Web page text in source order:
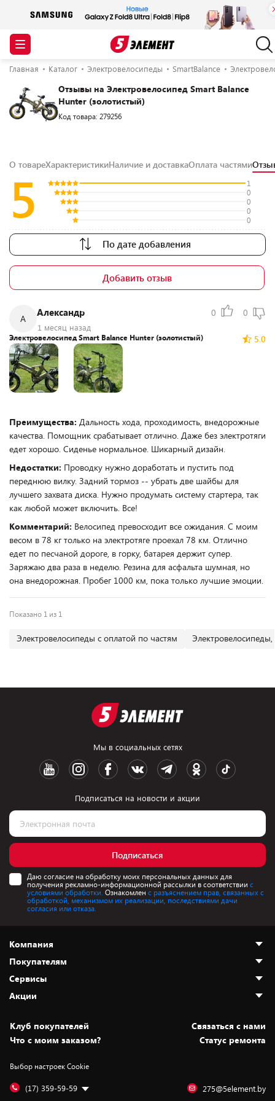
Главная Каталог Электровелосипеды SmartBalance
Отзывы на Электровелосипед Smart Balance
Hunter (золотистый)
Код товара: 279256
О товареХарактеристикиНаличие и доставкаОплата частями
5
1
0
0
0
0
По дате добавления
Добавить отзыв
А
Александр
1 месяц назад
0 0
5.0
Электровелосипед Smart Balance Hunter (золотистый)
Преимущества: Дальность хода, проходимость, внедорожные
качества. Помощник срабатывает отлично. Даже без электротяги
едет хорошо. Сиденье нормальное. Шикарный дизайн.
Недостатки: Проводку нужно доработать и пустить под
переднюю вилку. Задний тормоз -- убрать две шайбы для
лучшего захвата диска. Нужно продумать систему стартера, так
как любой может включить. Все!
Комментарий: Велосипед превосходит все ожидания. С моим
весом в 78 кг только на электротяге проехал 78 км. Отлично
едет по песчаной дороге, в горку, батарея держит супер.
Заряжаю два раза в неделю. Резина для асфальта шумная, но
она внедорожная. Пробег 1000 км, пока только лучшие эмоции.
Показано 1 из 1
Электровелосипеды с оплатой по частям
Мы в социальных сетях
Подписаться на новости и акции
Подписаться
Даю согласие на обработку моих персональных данных для
получения рекламно-информационной рассылки в соответствии с
условиями обработки. Ознакомлен с разъяснением прав, связанных с
обработкой, механизмом их реализации, последствиями дачи
согласия или отказа.
Компания
О нас
Адреса магазинов
Новости
Статьи и обзоры
Вакансии
Дай пять добру!
Покупателям
Как сделать заказ
Оплата и доставка
Безналичный расчёт
Обмен и возврат товара
Обработка персональных данных
Подарочные карты
Сервисы
Установка техники
Для игровых консолей
Для мобильных устройств
Для компьютеров
Акции
Скидки и промокоды
Белорусские товары
Бонусы
Оплата частями
Клуб покупателей
Cвязаться с нами
Что с моим заказом?
Статус ремонта
Выбор настроек Cookie
(17) 359-59-59 275@5element.by